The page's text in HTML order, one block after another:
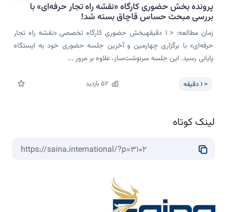
پرونده بخش حضوری کارگاه «نقشه راه تجار حرفه‌ای» با
بررسی مبحث حساس قاچاق بسته شد!
زمان مطالعه: < 1 دقیقهبخش حضوری کارگاه تخصصی «نقشه راه تجار
حرفه‌ای» با برگزاری چهارمین و آخرین جلسه حضوری خود به ایستگاه
پایانی رسید. این جلسه سرنوشت‌ساز، علاوه بر مرور ...
< 1 دقیقه 52بازدید
لینک کوتاه